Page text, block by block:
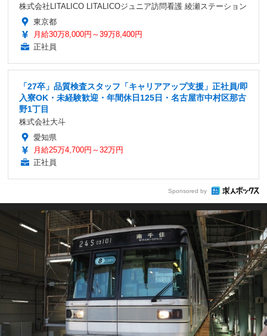
株式会社LITALICO LITALICOジュニア訪問看護 綾瀬ステーション
東京都
月給30万8,000円～39万8,400円
正社員
「27卒」品質検査スタッフ「キャリアアップ支援」正社員/即
入寮OK・未経験歓迎・年間休日125日・名古屋市中村区那古
野1丁目
株式会社大斗
愛知県
月給25万4,700円～32万円
正社員
Sponsored by